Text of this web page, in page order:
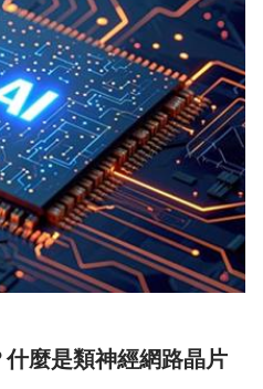
麼是類神經網路晶片